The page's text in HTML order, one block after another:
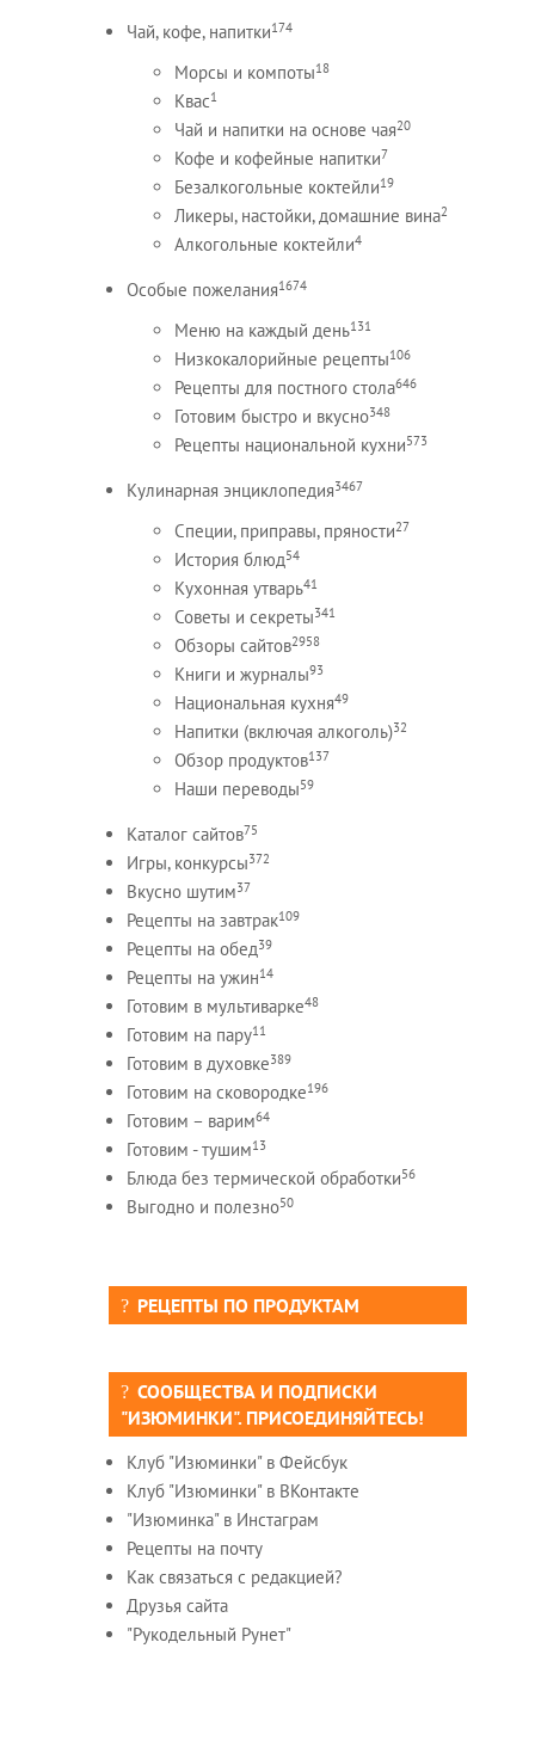
Чай, кофе, напитки174
Морсы и компоты18
Квас1
Чай и напитки на основе чая20
Кофе и кофейные напитки7
Безалкогольные коктейли19
Ликеры, настойки, домашние вина2
Алкогольные коктейли4
Особые пожелания1674
Меню на каждый день131
Низкокалорийные рецепты106
Рецепты для постного стола646
Готовим быстро и вкусно348
Рецепты национальной кухни573
Кулинарная энциклопедия3467
Специи, приправы, пряности27
История блюд54
Кухонная утварь41
Советы и секреты341
Обзоры сайтов2958
Книги и журналы93
Национальная кухня49
Напитки (включая алкоголь)32
Обзор продуктов137
Наши переводы59
Каталог сайтов75
Игры, конкурсы372
Вкусно шутим37
Рецепты на завтрак109
Рецепты на обед39
Рецепты на ужин14
Готовим в мультиварке48
Готовим на пару11
Готовим в духовке389
Готовим на сковородке196
Готовим – варим64
Готовим - тушим13
Блюда без термической обработки56
Выгодно и полезно50
РЕЦЕПТЫ ПО ПРОДУКТАМ
СООБЩЕСТВА И ПОДПИСКИ
"ИЗЮМИНКИ". ПРИСОЕДИНЯЙТЕСЬ!
Клуб "Изюминки" в Фейсбук
Клуб "Изюминки" в ВКонтакте
"Изюминка" в Инстаграм
Рецепты на почту
Как связаться с редакцией?
Друзья сайта
"Рукодельный Рунет"